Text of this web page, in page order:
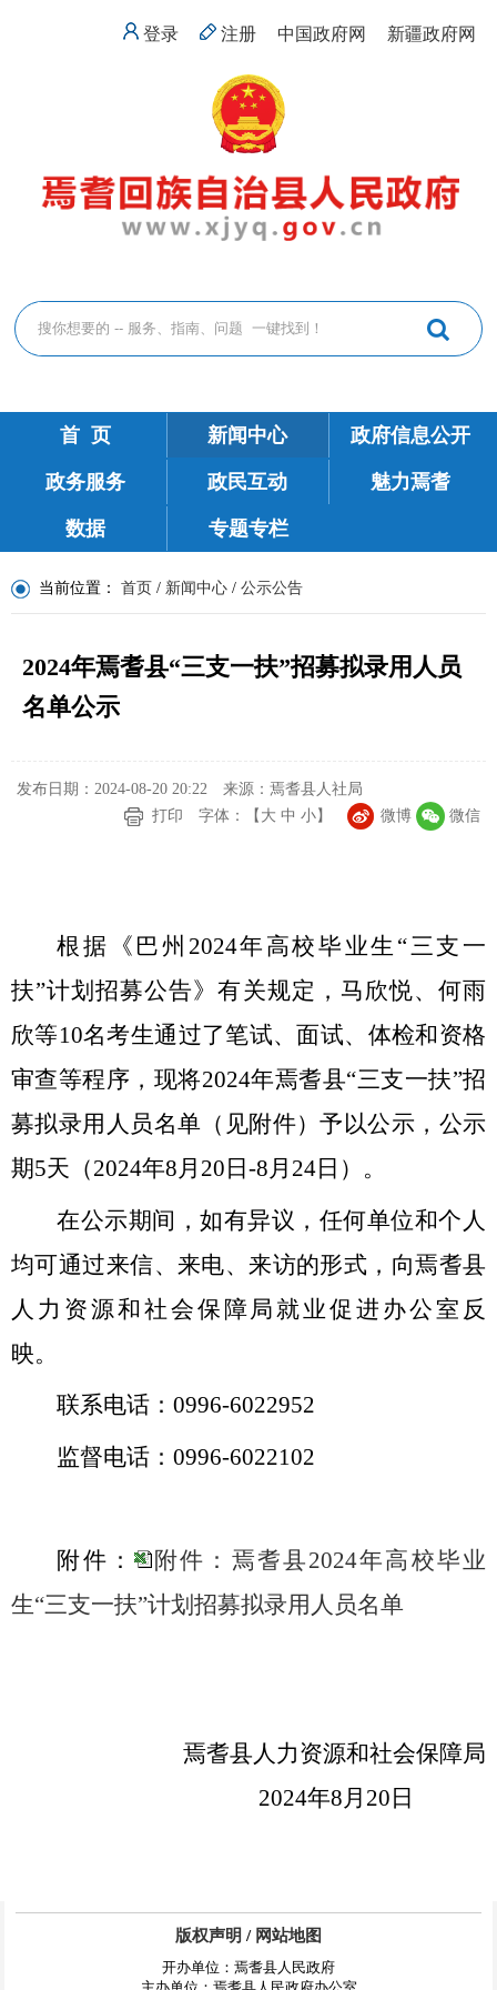
登录 注册 中国政府网 新疆政府网
首 页 新闻中心 政府信息公开
政务服务 政民互动 魅力焉耆
数据 专题专栏
当前位置： 首页 / 新闻中心 / 公示公告
2024年焉耆县“三支一扶”招募拟录用人员
名单公示
发布日期：2024-08-20 20:22
来源：焉耆县人社局
打印
字体：【 大 中 小】 微博 微信
根据《 巴州 2024年高校毕业生 “三支一
扶”计划招募公告》有关规定，马欣悦、 何雨
欣等10名考生通过了笔试、 面试、 体检和资格
审查等程序，现将2024年焉耆县“三支一扶”招
募拟录用人员名单（见附件）予以公示 ， 公示
期5天（2024年8 月 20 日 -8 月 24日） 。
在公示期间，如有异议 ，任何单位和个人
均可通过来信、来电、来访的形式，向焉耆县
人力资源和社会保障局就业促进办公室反
映。
联系电话：0996-6022952
监督电话：0996-6022102
附件 ：
附件：焉耆县2024年高校毕业
生“三支一扶”计划招募拟录用人员名单
焉耆县人力资源和社会保障局
2024年8 月 20 日
版权声明 / 网站地图
开办单位：焉耆县人民政府